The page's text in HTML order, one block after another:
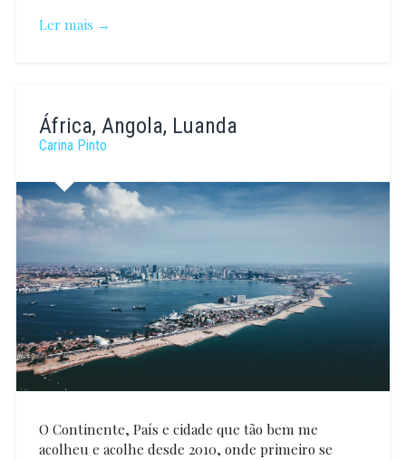
Ler mais →
Pinto
África, Angola, Luanda
Carina Pinto
O Continente, País e cidade que tão bem me
acolheu e acolhe desde 2010, onde primeiro se